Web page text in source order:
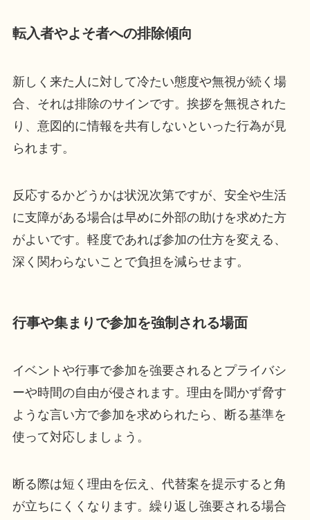
転入者やよそ者への排除傾向
新しく来た人に対して冷たい態度や無視が続く場
合、それは排除のサインです。挨拶を無視された
り、意図的に情報を共有しないといった行為が見
られます。
反応するかどうかは状況次第ですが、安全や生活
に支障がある場合は早めに外部の助けを求めた方
がよいです。軽度であれば参加の仕方を変える、
深く関わらないことで負担を減らせます。
行事や集まりで参加を強制される場面
イベントや行事で参加を強要されるとプライバシ
ーや時間の自由が侵されます。理由を聞かず脅す
ような言い方で参加を求められたら、断る基準を
使って対応しましょう。
断る際は短く理由を伝え、代替案を提示すると角
が立ちにくくなります。繰り返し強要される場合